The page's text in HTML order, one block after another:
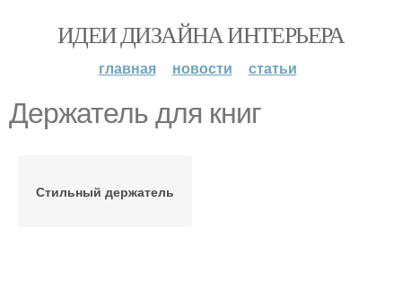
ИДЕИ ДИЗАЙНА ИНТЕРЬЕРА
главная новости статьи
Держатель для книг
Стильный держатель